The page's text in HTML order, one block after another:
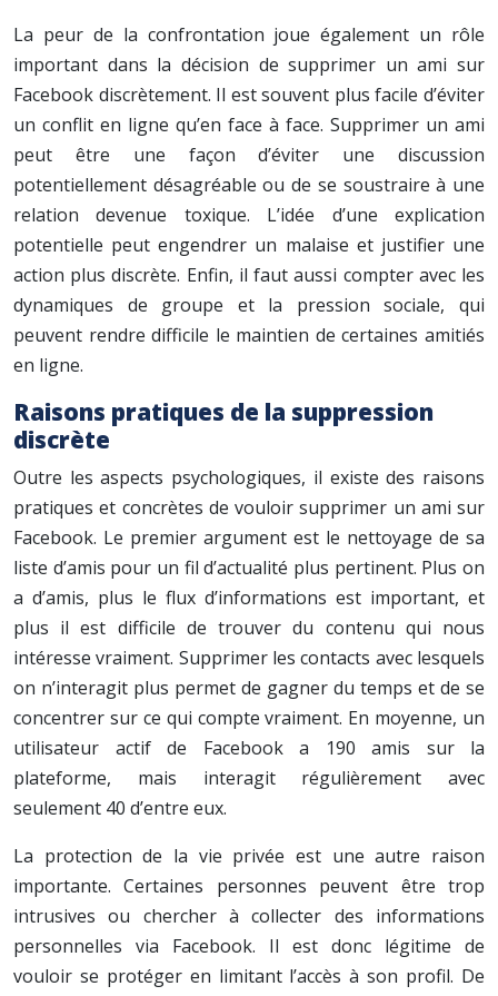
La peur de la confrontation joue également un rôle
important dans la décision de supprimer un ami sur
Facebook discrètement. Il est souvent plus facile d’éviter
un conflit en ligne qu’en face à face. Supprimer un ami
peut être une façon d’éviter une discussion
potentiellement désagréable ou de se soustraire à une
relation devenue toxique. L’idée d’une explication
potentielle peut engendrer un malaise et justifier une
action plus discrète. Enfin, il faut aussi compter avec les
dynamiques de groupe et la pression sociale, qui
peuvent rendre difficile le maintien de certaines amitiés
en ligne.
Raisons pratiques de la suppression
discrète
Outre les aspects psychologiques, il existe des raisons
pratiques et concrètes de vouloir supprimer un ami sur
Facebook. Le premier argument est le nettoyage de sa
liste d’amis pour un fil d’actualité plus pertinent. Plus on
a d’amis, plus le flux d’informations est important, et
plus il est difficile de trouver du contenu qui nous
intéresse vraiment. Supprimer les contacts avec lesquels
on n’interagit plus permet de gagner du temps et de se
concentrer sur ce qui compte vraiment. En moyenne, un
utilisateur actif de Facebook a 190 amis sur la
plateforme, mais interagit régulièrement avec
seulement 40 d’entre eux.
La protection de la vie privée est une autre raison
importante. Certaines personnes peuvent être trop
intrusives ou chercher à collecter des informations
personnelles via Facebook. Il est donc légitime de
vouloir se protéger en limitant l’accès à son profil. De